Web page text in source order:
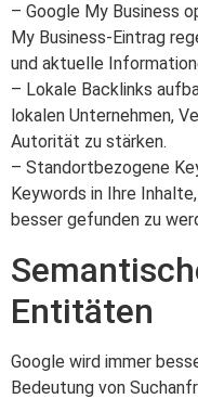
– Google My Business
My Business-Eintrag
und aktuelle
– Lokale Backlinks
lokalen Unternehmen,
Autorität zu stärken.
– Standortbezogene
Keywords in Ihre
besser gefunden zu
Entitäten
Google wird immer
Bedeutung von